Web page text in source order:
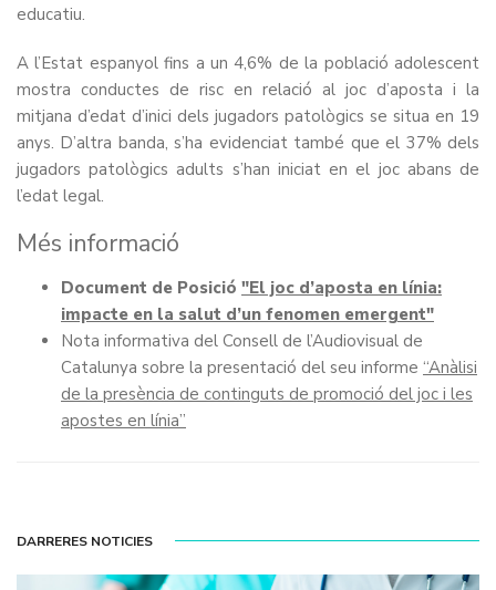
educatiu.
A l’Estat espanyol fins a un 4,6% de la població adolescent
mostra conductes de risc en relació al joc d’aposta i la
mitjana d’edat d’inici dels jugadors patològics se situa en 19
anys. D’altra banda, s’ha evidenciat també que el 37% dels
jugadors patològics adults s’han iniciat en el joc abans de
l’edat legal.
Més informació
Document de Posició "El joc d’aposta en línia:
impacte en la salut d’un fenomen emergent"
Nota informativa del Consell de l’Audiovisual de
Catalunya sobre la presentació del seu informe “Anàlisi
de la presència de continguts de promoció del joc i les
apostes en línia”
DARRERES NOTICIES